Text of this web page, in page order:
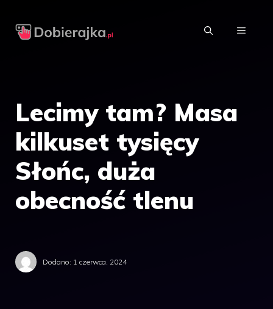
MENU
Lecimy tam? Masa
kilkuset tysięcy
Słońc, duża
obecność tlenu
Dodano: 1 czerwca, 2024